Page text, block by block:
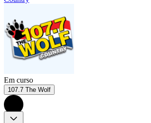
Em curso
107.7 The Wolf